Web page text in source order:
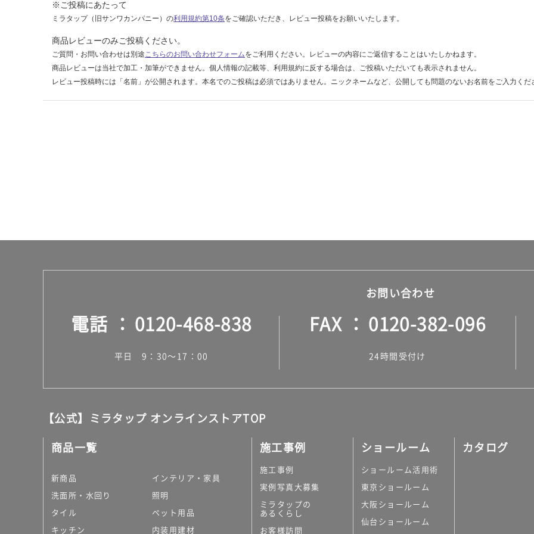
運賃無
※ご投稿にあたって
ミラタップ（旧サンワカンパニー）の利用規約第10条をご確認いただき、レビュー投稿をお願いいたします。
商品レビューのみご投稿ください。
ご質問・お問い合わせは別途 こちらのお問い合わせフォームをご利用ください。レビューの内容にご返信することはいたしかねます。
商品レビューは当社で加工・加筆ができません。個人情報の記載等、利用規約に反する場合は、ご投稿いただいても表示されません。
レビュー投稿時には「名前」が公開されます。本名でのご投稿は必須ではありません。ニックネームなど、公開しても問題のないお名前をご入力くだ
お問い合わせ
電話 0120-468-838
平日 9：30～17：00
FAX 0120-382-096
24時間受付け
【公式】ミラタップ オンラインストアTOP
商品一覧
新商品
洗面所・水回り
タイル
キッチン
インテリア・家具
照明
ペット用品
内装用建材
施工事例
施工事例
実例写真大募集
ミラタップの
あるくらし
お客様訪問
ショールーム
ショールーム活用術
東京ショールーム
大阪ショールーム
仙台ショールーム
カタログ